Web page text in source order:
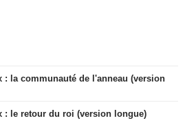
: la communauté de l'anneau (version
: le retour du roi (version longue)